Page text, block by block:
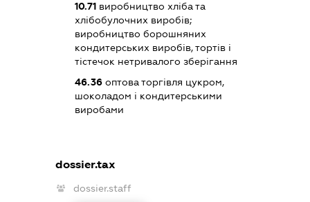
10.71 виробництво хліба та
хлібобулочних виробів;
виробництво борошняних
кондитерських виробів, тортів і
тістечок нетривалого зберігання
46.36 оптова торгівля цукром,
шоколадом і кондитерськими
виробами
dossier.tax
dossier.staff